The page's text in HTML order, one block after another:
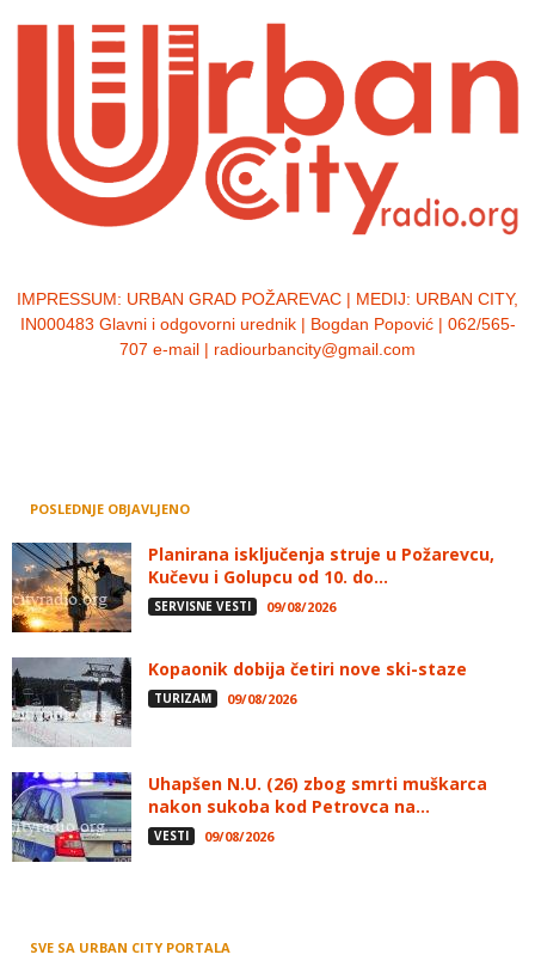
IMPRESSUM: URBAN GRAD POŽAREVAC | MEDIJ: URBAN CITY,
IN000483 Glavni i odgovorni urednik | Bogdan Popović | 062/565-
707 e-mail | radiourbancity@gmail.com
POSLEDNJE OBJAVLJENO
Planirana isključenja struje u Požarevcu,
Kučevu i Golupcu od 10. do...
SERVISNE VESTI 09/08/2026
Kopaonik dobija četiri nove ski-staze
TURIZAM 09/08/2026
Uhapšen N.U. (26) zbog smrti muškarca
nakon sukoba kod Petrovca na...
VESTI 09/08/2026
SVE SA URBAN CITY PORTALA